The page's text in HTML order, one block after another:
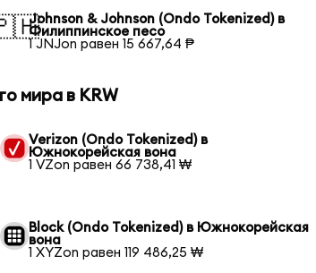
Johnson & Johnson (Ondo Tokenized) в
Филиппинское песо
1 JNJon равен 15 667,64 ₱
мира в KRW
Verizon (Ondo Tokenized) в
Южнокорейская вона
1 VZon равен 66 738,41 ₩
Block (Ondo Tokenized) в Южнокорейская
вона
1 XYZon равен 119 486,25 ₩